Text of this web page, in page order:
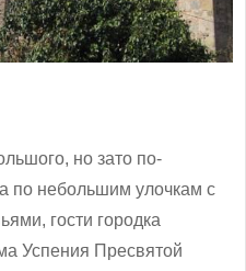
но зато по-
по небольшим улочкам с
гости городка
Успения Пресвятой